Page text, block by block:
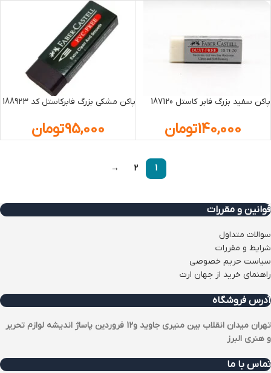
پاکن سفید بزرگ فابر کاستل 187120
140,000تومان
پاکن مشکی بزرگ فابرکاستل کد 188923
95,000تومان
1
2
→
قوانین و مقررات
سوالات متداول
شرایط و مقررات
سیاست حریم خصوصی
راهنمای خرید از جهان ارت
آدرس فروشگاه
تهران میدان انقلاب بین منیری جاوید و12 فروردین پاساژ اندیشه لوازم تحریر
و هنری البرز
تماس با ما